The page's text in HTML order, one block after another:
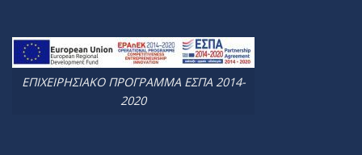
ΕΠΙΧΕΙΡΗΣΙΑΚΟ ΠΡΟΓΡΑΜΜΑ ΕΣΠΑ 2014-
2020